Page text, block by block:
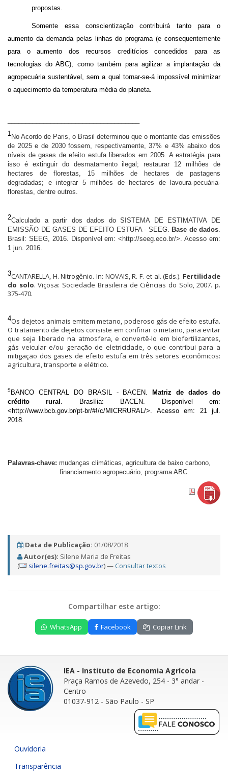
propostas.
Somente essa conscientização contribuirá tanto para o
aumento da demanda pelas linhas do programa (e consequentemente
para o aumento dos recursos creditícios concedidos para as
tecnologias do ABC), como também para agilizar a implantação da
agropecuária sustentável, sem a qual tornar-se-á impossível minimizar
o aquecimento da temperatura média do planeta.
1 No Acordo de Paris, o Brasil determinou que o montante das emissões
de 2025 e de 2030 fossem, respectivamente, 37% e 43% abaixo dos
níveis de gases de efeito estufa liberados em 2005. A estratégia para
isso é extinguir do desmatamento ilegal; restaurar 12 milhões de
hectares de florestas, 15 milhões de hectares de pastagens
degradadas; e integrar 5 milhões de hectares de lavoura-pecuária-
florestas, dentre outros.
2Calculado a partir dos dados do SISTEMA DE ESTIMATIVA DE
EMISSÃO DE GASES DE EFEITO ESTUFA - SEEG. Base de dados.
Brasil: SEEG, 2016. Disponível em: <http://seeg.eco.br/>. Acesso em:
1 jun. 2016.
3CANTARELLA, H. Nitrogênio. In: NOVAIS, R. F. et al. (Eds.). Fertilidade
do solo. Viçosa: Sociedade Brasileira de Ciências do Solo, 2007. p.
375-470.
4Os dejetos animais emitem metano, poderoso gás de efeito estufa.
O tratamento de dejetos consiste em confinar o metano, para evitar
que seja liberado na atmosfera, e convertê-lo em biofertilizantes,
gás veicular e/ou geração de eletricidade, o que contribui para a
mitigação dos gases de efeito estufa em três setores econômicos:
agricultura, transporte e elétrico.
5BANCO CENTRAL DO BRASIL - BACEN.
Matriz de dados do
crédito rural . Brasília: BACEN. Disponível em:
< http://www.bcb.gov.br/pt-br/#!/c/MICRRURAL/>. Acesso em: 21 jul.
2018.
Palavras-chave: mudanças climáticas, agricultura de baixo carbono,
financiamento agropecuário, programa ABC.
Data de Publicação: 01/08/2018
Autor(es): Silene Maria de Freitas
(
silene.freitas@sp.gov.br) —Consultar textos
Compartilhar este artigo:
WhatsApp Facebook Copiar Link
IEA - Instituto de Economia Agrícola
Praça Ramos de Azevedo, 254 - 3° andar -
Centro
01037-912 - São Paulo - SP
Ouvidoria
Transparência